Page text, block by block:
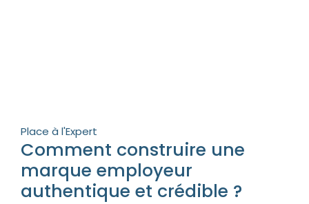
Place à l'Expert
Comment construire une
marque employeur
authentique et crédible ?